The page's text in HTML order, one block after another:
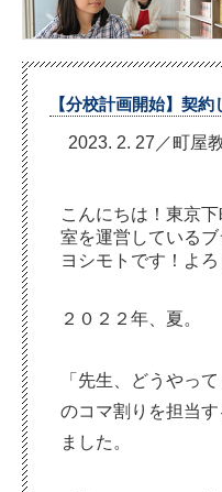
【分校計画開始】契約
2023. 2. 27／町屋
こんにちは！東京
室を運営している
ヨシモトです！よ
２０２２年、夏。
「先生、どうやっ
のコマ割りを担当
ました。